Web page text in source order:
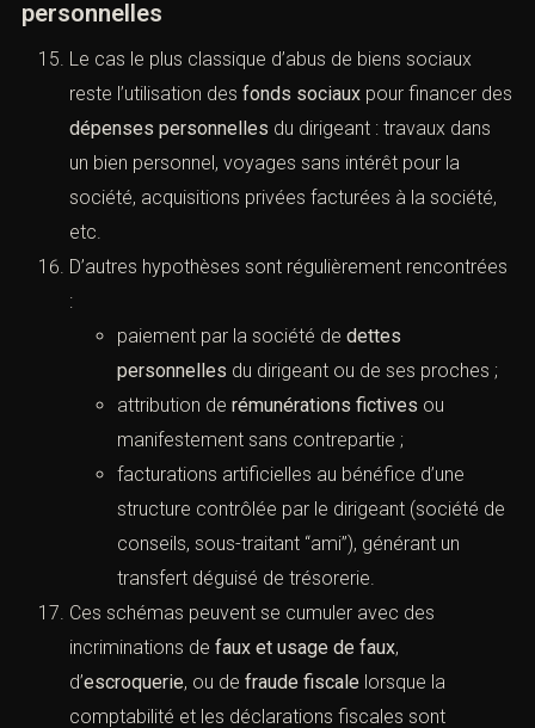
personnelles
Le cas le plus classique d’abus de biens sociaux
reste l’utilisation des fonds sociaux pour financer des
dépenses personnelles du dirigeant : travaux dans
un bien personnel, voyages sans intérêt pour la
société, acquisitions privées facturées à la société,
etc.
D’autres hypothèses sont régulièrement rencontrées
:
paiement par la société de dettes
personnelles du dirigeant ou de ses proches ;
attribution de rémunérations fictives ou
manifestement sans contrepartie ;
facturations artificielles au bénéfice d’une
structure contrôlée par le dirigeant (société de
conseils, sous-traitant “ami”), générant un
transfert déguisé de trésorerie.
Ces schémas peuvent se cumuler avec des
incriminations de faux et usage de faux,
d’escroquerie, ou de fraude fiscale lorsque la
comptabilité et les déclarations fiscales sont